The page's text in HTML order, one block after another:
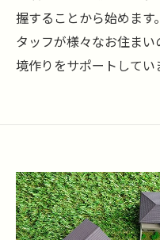
握することから始めま
タッフが様々なお住ま
境作りをサポートしてい